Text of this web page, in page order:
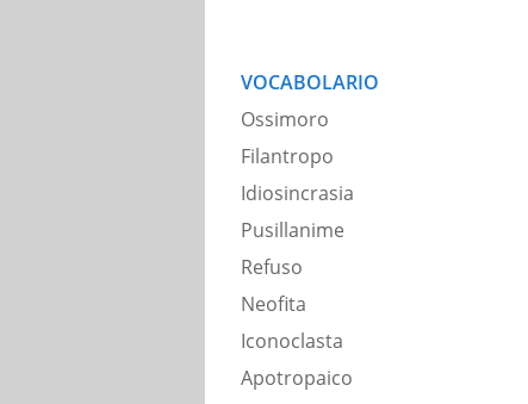
VOCABOLARIO
Ossimoro
Filantropo
Idiosincrasia
Pusillanime
Refuso
Neofita
Iconoclasta
Apotropaico